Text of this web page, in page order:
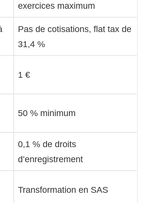
exercices maximum
Pas de cotisations, flat tax de
31,4 %
1 €
50 % minimum
0,1 % de droits
d’enregistrement
Transformation en SAS